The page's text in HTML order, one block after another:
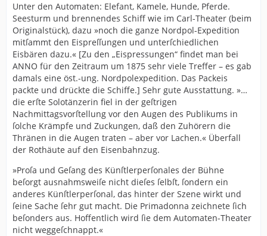
Unter den Automaten: Elefant, Kamele, Hunde, Pferde.
Seesturm und brennendes Schiff wie im Carl-Theater (beim
Originalstück), dazu »noch die ganze Nordpol-Expedition
mitſammt den Eispreſſungen und unterſchiedlichen
Eisbären dazu.« [Zu den „Eispressungen“ findet man bei
ANNO für den Zeitraum um 1875 sehr viele Treffer – es gab
damals eine öst.-ung. Nordpolexpedition. Das Packeis
packte und drückte die Schiffe.] Sehr gute Ausstattung. »…
die erſte Solotänzerin fiel in der geſtrigen
Nachmittagsvorſtellung vor den Augen des Publikums in
ſolche Krämpfe und Zuckungen, daß den Zuhörern die
Thränen in die Augen traten – aber vor Lachen.« Überfall
der Rothäute auf den Eisenbahnzug.
»Proſa und Geſang des Künſtlerperſonales der Bühne
beſorgt ausnahmsweiſe nicht dieſes ſelbſt, ſondern ein
anderes Künſtlerperſonal, das hinter der Szene wirkt und
ſeine Sache ſehr gut macht. Die Primadonna zeichnete ſich
beſonders aus. Hoffentlich wird ſie dem Automaten-Theater
nicht weggeſchnappt.«